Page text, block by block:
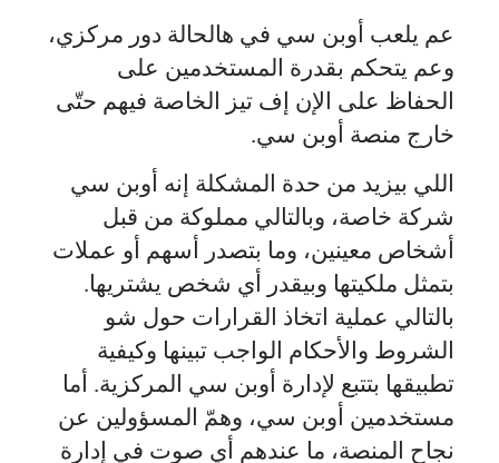
عم يلعب أوبن سي في هالحالة دور مركزي،
وعم يتحكم بقدرة المستخدمين على
الحفاظ على الإن إف تيز الخاصة فيهم حتّى
خارج منصة أوبن سي.
اللي بيزيد من حدة المشكلة إنه أوبن سي
شركة خاصة، وبالتالي مملوكة من قبل
أشخاص معينين، وما بتصدر أسهم أو عملات
بتمثل ملكيتها وبيقدر أي شخص يشتريها.
بالتالي عملية اتخاذ القرارات حول شو
الشروط والأحكام الواجب تبينها وكيفية
تطبيقها بتتبع لإدارة أوبن سي المركزية. أما
مستخدمين أوبن سي، وهمّ المسؤولين عن
نجاح المنصة، ما عندهم أي صوت في إدارة